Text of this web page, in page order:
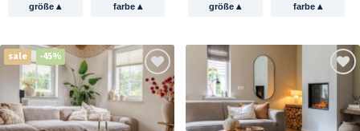
größe▴ farbe ▴ größe▴ farbe ▴
sale -45%